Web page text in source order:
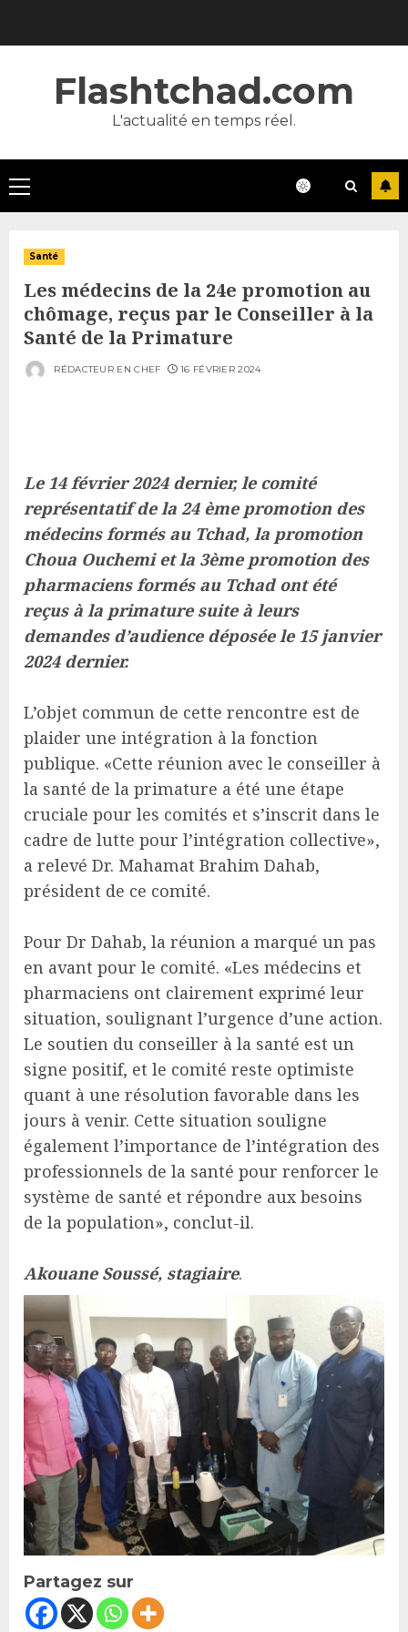
Flashtchad.com
L'actualité en temps réel.
Primary
Menu
Santé
Les médecins de la 24e promotion au
chômage, reçus par le Conseiller à la
Santé de la Primature
RÉDACTEUR EN CHEF 16 FÉVRIER 2024
Le 14 février 2024 dernier, le comité
représentatif de la 24 ème promotion des
médecins formés au Tchad, la promotion
Choua Ouchemi et la 3ème promotion des
pharmaciens formés au Tchad ont été
reçus à la primature suite à leurs
demandes d’audience déposée le 15 janvier
2024 dernier.
L’objet commun de cette rencontre est de
plaider une intégration à la fonction
publique. «Cette réunion avec le conseiller à
la santé de la primature a été une étape
cruciale pour les comités et s’inscrit dans le
cadre de lutte pour l’intégration collective»,
a relevé Dr. Mahamat Brahim Dahab,
président de ce comité.
Pour Dr Dahab, la réunion a marqué un pas
en avant pour le comité. «Les médecins et
pharmaciens ont clairement exprimé leur
situation, soulignant l’urgence d’une action.
Le soutien du conseiller à la santé est un
signe positif, et le comité reste optimiste
quant à une résolution favorable dans les
jours à venir. Cette situation souligne
également l’importance de l’intégration des
professionnels de la santé pour renforcer le
système de santé et répondre aux besoins
de la population», conclut-il.
Akouane Soussé, stagiaire.
Partagez sur